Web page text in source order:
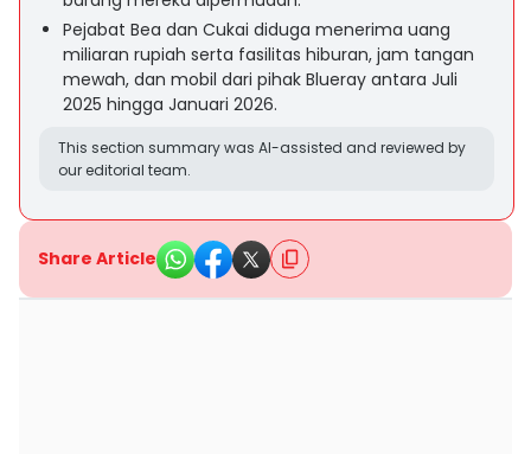
Pejabat Bea dan Cukai diduga menerima uang
miliaran rupiah serta fasilitas hiburan, jam tangan
mewah, dan mobil dari pihak Blueray antara Juli
2025 hingga Januari 2026.
This section summary was AI-assisted and reviewed by
our editorial team.
Share Article